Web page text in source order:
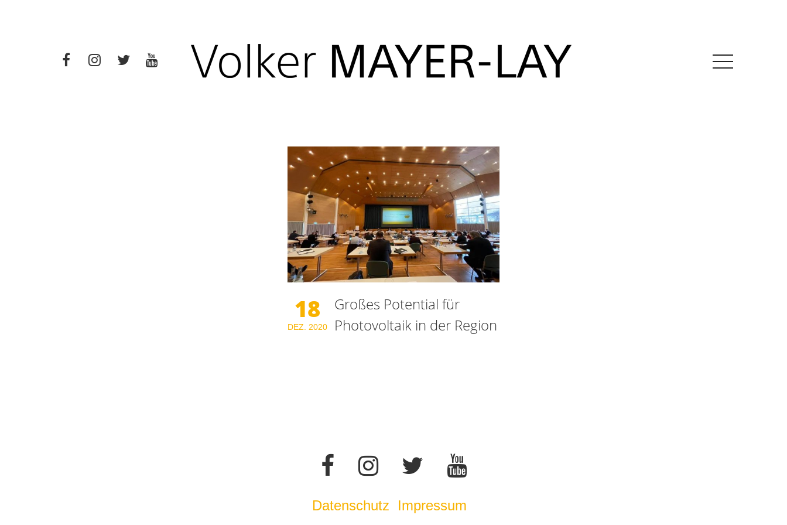
18
DEZ. 2020
Großes Potential für
Photovoltaik in der Region
Datenschutz Impressum